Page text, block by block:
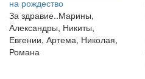
на рождество
За здравие..Марины,
Александры, Никиты,
Евгении, Артема, Николая,
Романа